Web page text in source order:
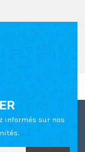
informés sur nos